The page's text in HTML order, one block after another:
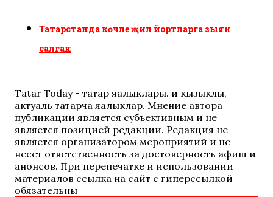
Татарстанда көчле җил йортларга зыян
салган
Tatar Today - татар яңалыклары. иң кызыклы,
актуаль татарча яңалыклар. Мнение автора
публикации является субъективным и не
является позицией редакции. Редакция не
является организатором мероприятий и не
несет ответственность за достоверность афиш и
анонсов. При перепечатке и использовании
материалов ссылка на сайт с гиперссылкой
обязательны